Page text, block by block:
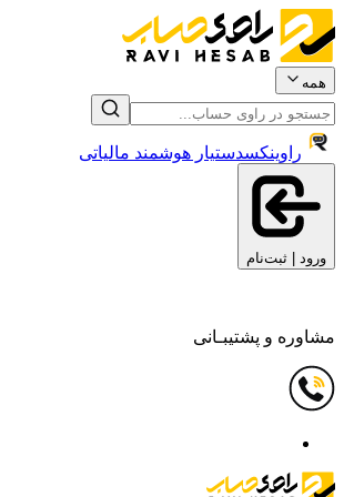
همه
راوینکسدستیار هوشمند مالیاتی
ورود | ثبت‌نام
مشاوره و پشتیبـانی